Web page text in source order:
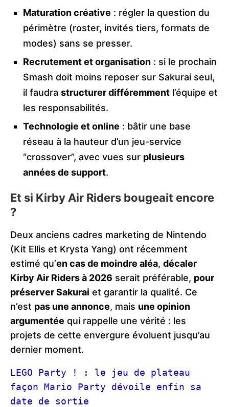
Maturation créative : régler la question du
périmètre (roster, invités tiers, formats de
modes) sans se presser.
Recrutement et organisation : si le prochain
Smash doit moins reposer sur Sakurai seul,
il faudra structurer différemment l’équipe et
les responsabilités.
Technologie et online : bâtir une base
réseau à la hauteur d’un jeu-service
“crossover”, avec vues sur plusieurs
années de support.
Et si Kirby Air Riders bougeait encore
?
Deux anciens cadres marketing de Nintendo
(Kit Ellis et Krysta Yang) ont récemment
estimé qu’en cas de moindre aléa, décaler
Kirby Air Riders à 2026 serait préférable, pour
préserver Sakurai et garantir la qualité. Ce
n’est pas une annonce, mais une opinion
argumentée qui rappelle une vérité : les
projets de cette envergure évoluent jusqu’au
dernier moment.
LEGO Party ! : le jeu de plateau
façon Mario Party dévoile enfin sa
date de sortie